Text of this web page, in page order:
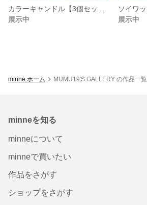
展示中
展示中
minne ホーム MUMU19'S GALLERY の作品一覧
minneを知る
minneについて
minneで買いたい
作品をさがす
ショップをさがす